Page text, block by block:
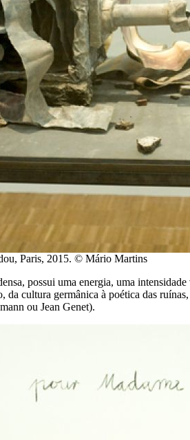
Paris, 2015. © Mário Martins
possui uma energia, uma
cultura germânica à poética das
ou Jean Genet).